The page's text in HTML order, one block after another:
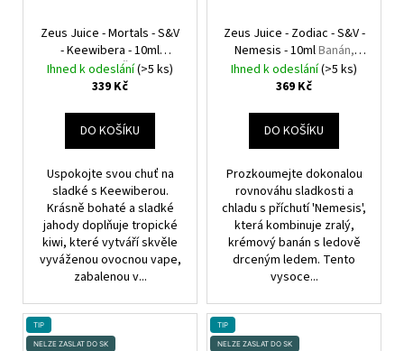
Zeus Juice - Mortals - S&V
- Keewibera - 10ml
Jahoda, Kiwi, Žvýkačka
Ihned k odeslání(>5 ks)
339 Kč
DO KOŠÍKU
Uspokojte svou chuť na
sladké s Keewiberou.
Krásně bohaté a sladké
jahody doplňuje tropické
kiwi, které vytváří skvěle
vyváženou ovocnou vape,
zabalenou v...
Zeus Juice - Zodiac - S&V -
Nemesis - 10mlBanán,
Chladivá složka (ICE)
Ihned k odeslání(>5 ks)
369 Kč
DO KOŠÍKU
Prozkoumejte dokonalou
rovnováhu sladkosti a
chladu s příchutí 'Nemesis',
která kombinuje zralý,
krémový banán s ledově
drceným ledem. Tento
vysoce...
TIP
NELZE ZASLAT DO SK
TIP
NELZE ZASLAT DO SK